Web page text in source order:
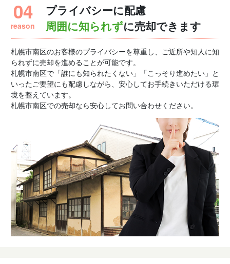
04
reason
プライバシーに配慮
周囲に知られずに売却できます
札幌市南区のお客様のプライバシーを尊重し、ご近所や知人に知
られずに売却を進めることが可能です。
札幌市南区で「誰にも知られたくない」「こっそり進めたい」と
いったご要望にも配慮しながら、安心してお手続きいただける環
境を整えています。
札幌市南区での売却なら安心してお問い合わせください。